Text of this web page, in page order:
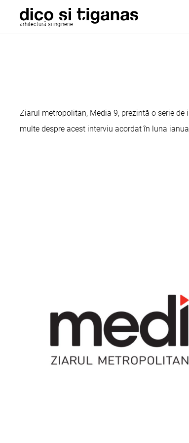
arhitectură și inginerie
Ziarul metropolitan, Media 9, prezintă o serie de
multe despre acest interviu acordat în luna